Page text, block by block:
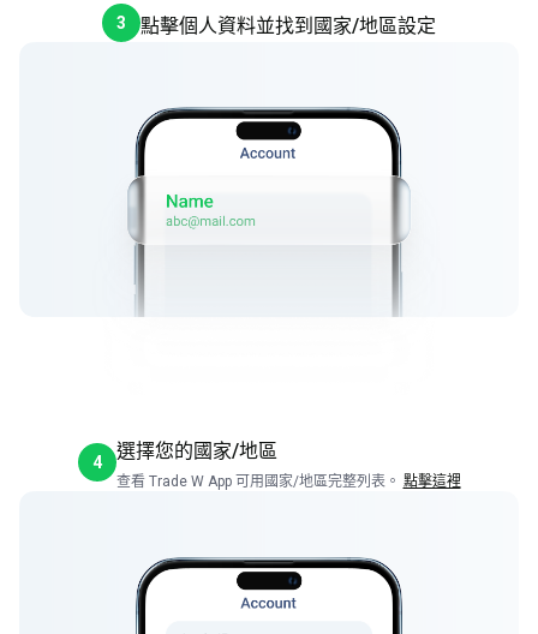
3 點擊個人資料並找到國家/地區設定
4 選擇您的國家/地區
查看 Trade W App 可用國家/地區完整列表。 點擊這裡